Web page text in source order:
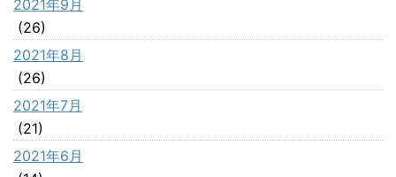
2021年9月
(26)
2021年8月
(26)
2021年7月
(21)
2021年6月